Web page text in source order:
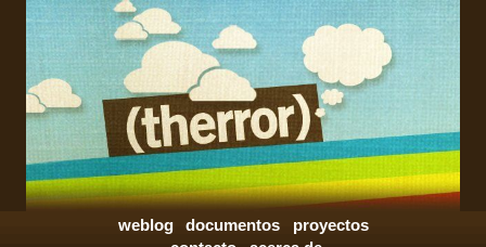
weblog documentos
proyectos